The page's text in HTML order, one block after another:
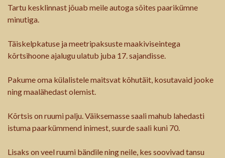
Tartu kesklinnast jõuab meile autoga sõites paarikümne
minutiga.
Täiskelpkatuse ja meetripaksuste maakiviseintega
kõrtsihoone ajalugu ulatub juba 17. sajandisse.
Pakume oma külalistele maitsvat kõhutäit, kosutavaid jooke
ning maalähedast olemist.
Kõrtsis on ruumi palju. Väiksemasse saali mahub lahedasti
istuma paarkümmend inimest, suurde saali kuni 70.
Lisaks on veel ruumi bändile ning neile, kes soovivad tansu